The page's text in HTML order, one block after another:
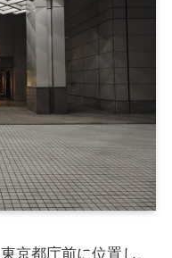
京都庁前に位置し、